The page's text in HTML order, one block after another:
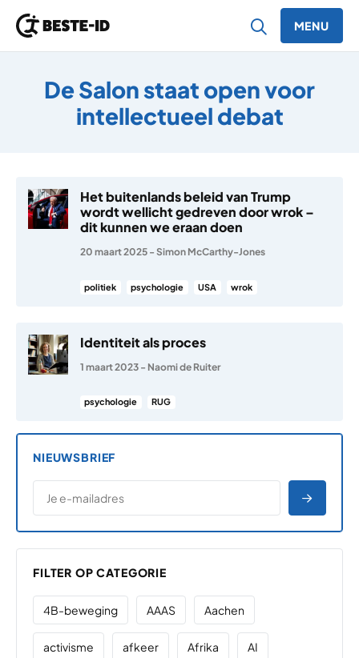
MENU
De Salon staat open voor
intellectueel debat
Het buitenlands beleid van Trump
wordt wellicht gedreven door wrok –
dit kunnen we eraan doen
20 maart 2025 - Simon McCarthy-Jones
politiek psychologie USA wrok
Identiteit als proces
1 maart 2023 - Naomi de Ruiter
psychologie RUG
NIEUWSBRIEF
E-MAILADRES
*
FILTER OP CATEGORIE
4B-beweging AAAS Aachen
activisme afkeer Afrika AI